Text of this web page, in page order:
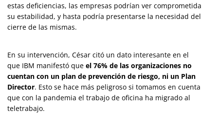
estas deficiencias, las empresas podrían ver comprometida
su estabilidad, y hasta podría presentarse la necesidad del
cierre de las mismas.
En su intervención, César citó un dato interesante en el
que IBM manifestó que el 76% de las organizaciones no
cuentan con un plan de prevención de riesgo, ni un Plan
Director. Esto se hace más peligroso si tomamos en cuenta
que con la pandemia el trabajo de oficina ha migrado al
teletrabajo.